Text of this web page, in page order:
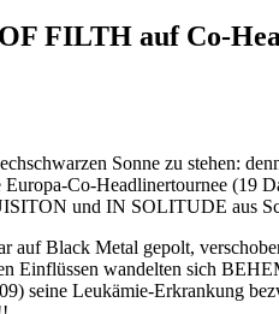
FILTH auf Co-
Sonne zu stehen:
Co-Headlinertournee (19
und IN SOLITUDE aus
Black Metal gepolt,
Einflüssen wandelten sich
seine Leukämie-Erkrankung